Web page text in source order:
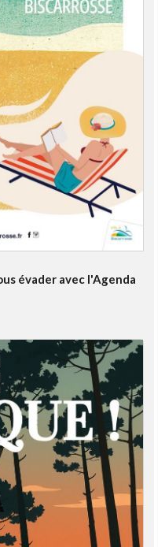
évader avec l'Agenda